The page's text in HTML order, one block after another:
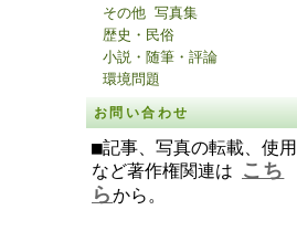
その他 写真集
歴史・民俗
小説・随筆・評論
環境問題
お問い合わせ
■記事、写真の転載、使用
など著作権関連は こち
らから。